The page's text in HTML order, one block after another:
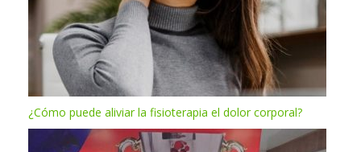
¿Cómo puede aliviar la fisioterapia el dolor corporal?